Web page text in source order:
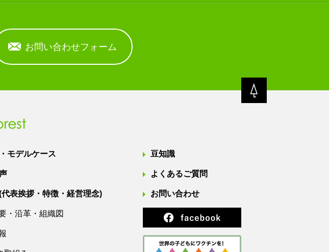
お問い合わせフォーム
モデルケース
代表挨拶・特徴・経営理念)
・沿革・組織図
豆知識
よくあるご質問
お問い合わせ